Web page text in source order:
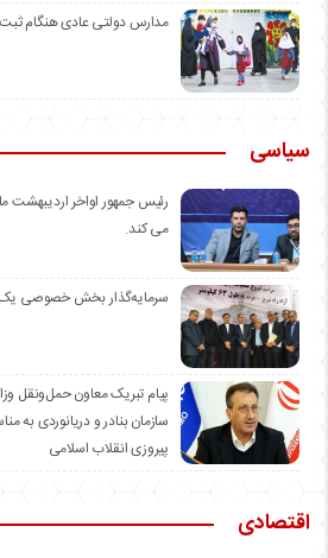
مدارس دولتی عادی هنگام
سیاسی
رئیس جمهور اواخر اردیبهشت
می کند.
سرمایه‌گذار بخش خصوصی یک
️پیام تبریک معاون حمل‌ونقل
سازمان بنادر و دریانوردی
پیروزی انقلاب اسلامی
اقتصادی